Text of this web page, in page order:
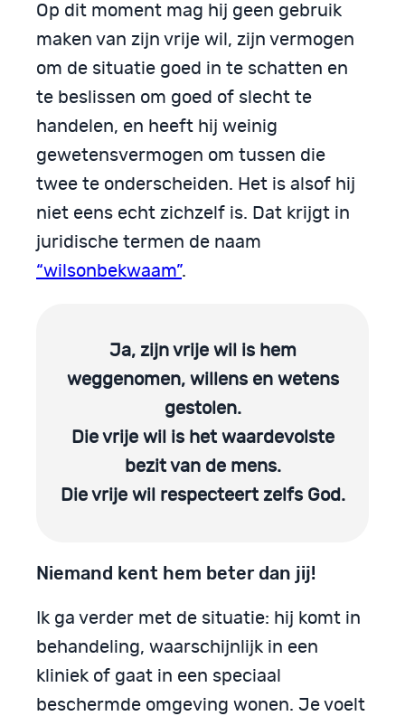
Op dit moment mag hij geen gebruik
maken van zijn vrije wil, zijn vermogen
om de situatie goed in te schatten en
te beslissen om goed of slecht te
handelen, en heeft hij weinig
gewetensvermogen om tussen die
twee te onderscheiden. Het is alsof hij
niet eens echt zichzelf is. Dat krijgt in
juridische termen de naam
“wilsonbekwaam”.
Ja, zijn vrije wil is hem
weggenomen, willens en wetens
gestolen.
Die vrije wil is het waardevolste
bezit van de mens.
Die vrije wil respecteert zelfs God.
Niemand kent hem beter dan jij!
Ik ga verder met de situatie: hij komt in
behandeling, waarschijnlijk in een
kliniek of gaat in een speciaal
beschermde omgeving wonen. Je voelt